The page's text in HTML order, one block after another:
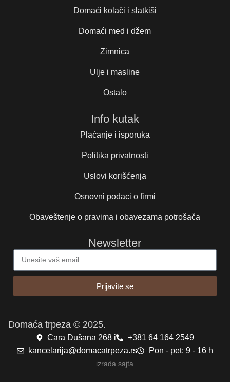
Domaći kolači i slatkiši
Domaći med i džem
Zimnica
Ulje i masline
Ostalo
Info kutak
Plaćanje i isporuka
Politika privatnosti
Uslovi korišćenja
Osnovni podaci o firmi
Obaveštenje o pravima i obavezama potrošača
Newsletter
Prijavite se
Domaća trpeza © 2025.
Cara Dušana 268 i
+381 64 164 2549
kancelarija@domacatrpeza.rs
Pon - pet: 9 - 16 h
izrada sajta